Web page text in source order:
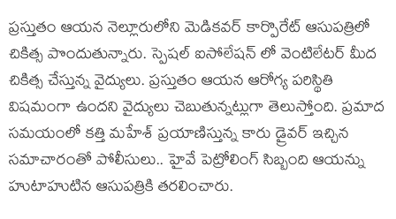
ప్రస్తుతం ఆయన నెల్లూరులోని మెడికవర్ కార్పొరేట్ ఆసుపత్రిలో
చికిత్స పొందుతున్నారు. స్పెషల్ ఐసోలేషన్ లో వెంటిలేటర్ మీద
చికిత్స చేస్తున్న వైద్యులు. ప్రస్తుతం ఆయన ఆరోగ్య పరిస్థితి
విషమంగా ఉందని వైద్యులు చెబుతున్నట్లుగా తెలుస్తోంది. ప్రమాద
సమయంలో కత్తి మహేశ్ ప్రయాణిస్తున్న కారు డ్రైవర్ ఇచ్చిన
సమాచారంతో పోలీసులు.. హైవే పెట్రోలింగ్ సిబ్బంది ఆయన్ను
హుటాహుటిన ఆసుపత్రికి తరలించారు.